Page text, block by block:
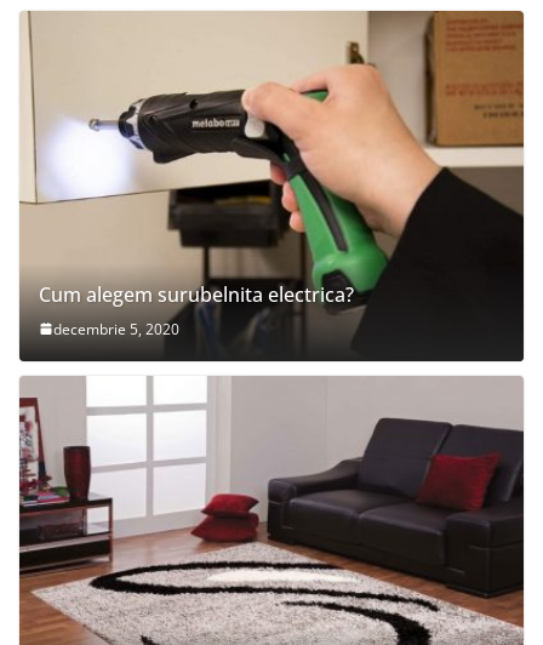
Cum alegem surubelnita electrica?
decembrie 5, 2020